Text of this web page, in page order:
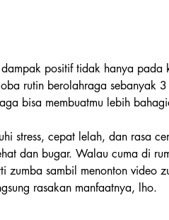
positif tidak hanya pada
rutin berolahraga sebanyak
bisa membuatmu lebih
stress, cepat lelah, dan rasa
dan bugar. Walau cuma di
zumba sambil menonton video
rasakan manfaatnya, lho.